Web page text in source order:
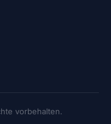
vorbehalten.